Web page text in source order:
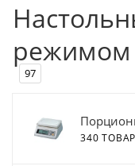
режимом
97
340